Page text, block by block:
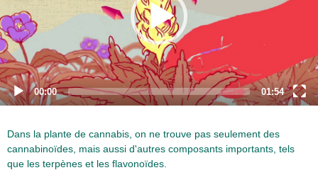
00:00 01:54
Dans la plante de cannabis, on ne trouve pas seulement des
cannabinoïdes, mais aussi d'autres composants importants, tels
que les terpènes et les flavonoïdes.